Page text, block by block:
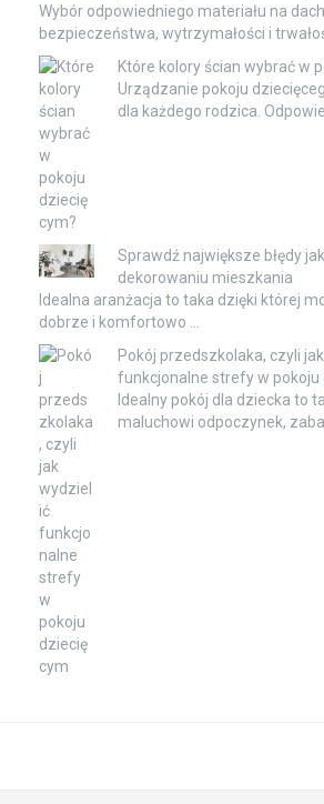
Wybór odpowiedniego materiału na
bezpieczeństwa, wytrzymałości i
Które kolory ścian wybrać w
Urządzanie pokoju
dla każdego rodzica.
Sprawdź największe błędy
dekorowaniu mieszkania
Idealna aranżacja to taka dzięki której
dobrze i komfortowo …
Pokój przedszkolaka, czyli
funkcjonalne strefy w pokoju
Idealny pokój dla dziecka to
maluchowi odpoczynek,